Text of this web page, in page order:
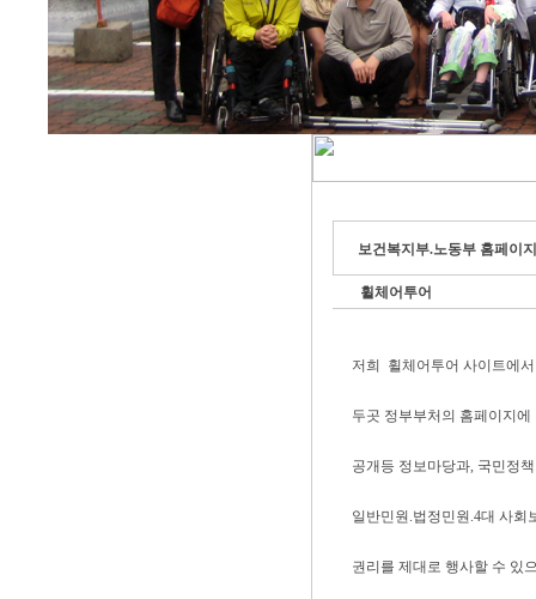
보건복지부.노동부 홈페이
휠체어투어
저희 휠체어투어 사이트에
두곳 정부부처의 홈페이지
공개등 정보마당과, 국민정
일반민원.법정민원.4대 사회
권리를 제대로 행사할 수 있